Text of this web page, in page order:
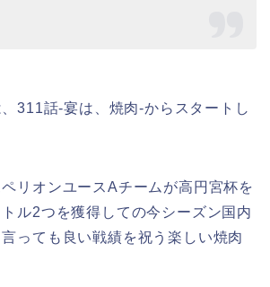
311話-宴は、焼肉-からスタートし
リオンユースAチームが高円宮杯を
ル2つを獲得しての今シーズン国内
っても良い戦績を祝う楽しい焼肉